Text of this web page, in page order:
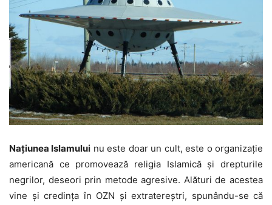
Națiunea Islamului nu este doar un cult, este o organizație
americană ce promovează religia Islamică și drepturile
negrilor, deseori prin metode agresive. Alături de acestea
vine și credința în OZN și extratereștri, spunându-se că